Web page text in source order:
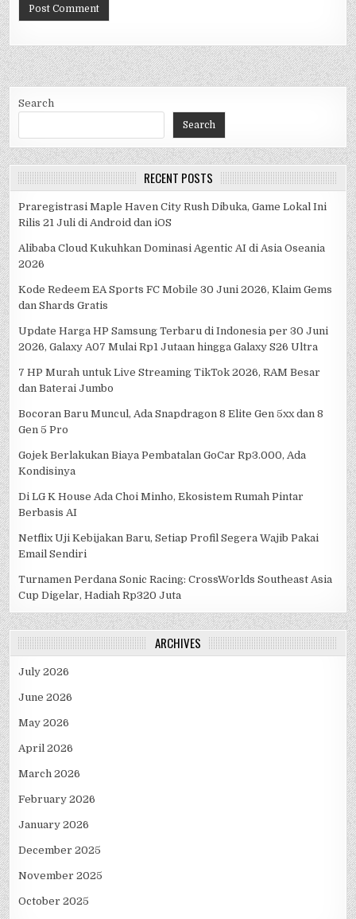
Search
Search
RECENT POSTS
Praregistrasi Maple Haven City Rush Dibuka, Game Lokal Ini
Rilis 21 Juli di Android dan iOS
Alibaba Cloud Kukuhkan Dominasi Agentic AI di Asia Oseania
2026
Kode Redeem EA Sports FC Mobile 30 Juni 2026, Klaim Gems
dan Shards Gratis
Update Harga HP Samsung Terbaru di Indonesia per 30 Juni
2026, Galaxy A07 Mulai Rp1 Jutaan hingga Galaxy S26 Ultra
7 HP Murah untuk Live Streaming TikTok 2026, RAM Besar
dan Baterai Jumbo
Bocoran Baru Muncul, Ada Snapdragon 8 Elite Gen 5xx dan 8
Gen 5 Pro
Gojek Berlakukan Biaya Pembatalan GoCar Rp3.000, Ada
Kondisinya
Di LG K House Ada Choi Minho, Ekosistem Rumah Pintar
Berbasis AI
Netflix Uji Kebijakan Baru, Setiap Profil Segera Wajib Pakai
Email Sendiri
Turnamen Perdana Sonic Racing: CrossWorlds Southeast Asia
Cup Digelar, Hadiah Rp320 Juta
ARCHIVES
July 2026
June 2026
May 2026
April 2026
March 2026
February 2026
January 2026
December 2025
November 2025
October 2025